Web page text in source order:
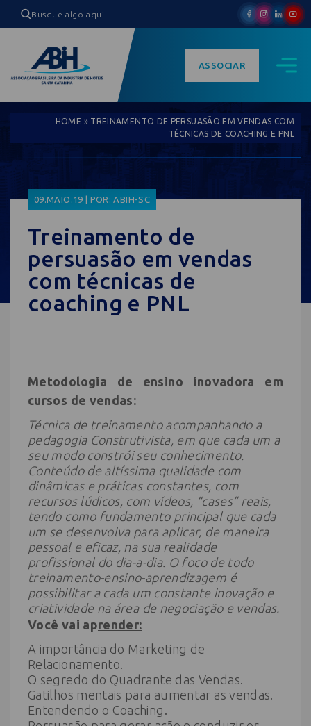
ASSOCIAR
HOME » TREINAMENTO DE PERSUASÃO EM VENDAS COM
TÉCNICAS DE COACHING E PNL
09.MAIO.19 | POR: ABIH-SC
Treinamento de
persuasão em vendas
com técnicas de
coaching e PNL
Metodologia de ensino inovadora em
cursos de vendas:
Técnica de treinamento acompanhando a
pedagogia Construtivista, em que cada um a
seu modo constrói seu conhecimento.
Conteúdo de altíssima qualidade com
dinâmicas e práticas constantes, com
recursos lúdicos, com vídeos, “cases” reais,
tendo como fundamento principal que cada
um se desenvolva para aplicar, de maneira
pessoal e eficaz, na sua realidade
profissional do dia-a-dia. O foco de todo
treinamento-ensino-aprendizagem é
possibilitar a cada um constante inovação e
criatividade na área de negociação e vendas.
Você vai aprender:
A importância do Marketing de
Relacionamento.
O segredo do Quadrante das Vendas.
Gatilhos mentais para aumentar as vendas.
Entendendo o Coaching.